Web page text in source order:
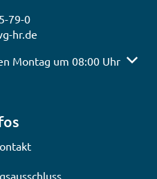
79-0
hr.de
oder Schließzeiten
Montag um 08:00 Uhr